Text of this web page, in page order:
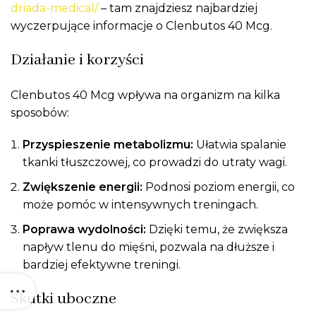
driada-medical/ – tam znajdziesz najbardziej
wyczerpujące informacje o Clenbutos 40 Mcg.
Działanie i korzyści
Clenbutos 40 Mcg wpływa na organizm na kilka
sposobów:
Przyspieszenie metabolizmu: Ułatwia spalanie
tkanki tłuszczowej, co prowadzi do utraty wagi.
Zwiększenie energii: Podnosi poziom energii, co
może pomóc w intensywnych treningach.
Poprawa wydolności: Dzięki temu, że zwiększa
napływ tlenu do mięśni, pozwala na dłuższe i
bardziej efektywne treningi.
Skutki uboczne